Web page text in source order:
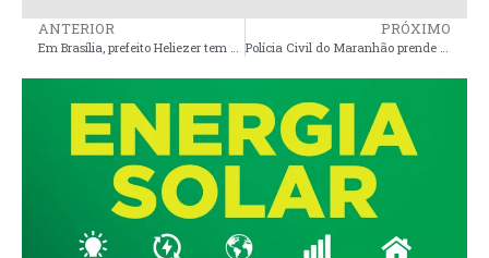
ANTERIOR PRÓXIMO